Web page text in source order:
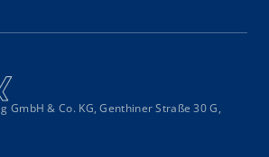
GmbH & Co. KG, Genthiner Straße 30 G,